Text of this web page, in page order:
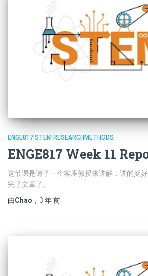
ENGE817 STEM RESEARCHMETHODS
ENGE817 Week 11
这节课是请了一个客座教授来讲解，讲的挺
完了文章了。
由Chao ， 3 年前